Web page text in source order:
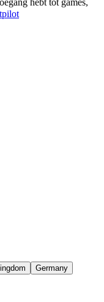
hebt tot games,
Germany